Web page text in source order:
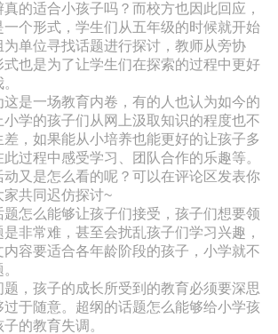
的适合小孩子吗？而校方也因此回应，
个形式，学生们从五年级的时候就开始
为单位寻找话题进行探讨，教师从旁协
式也是为了让学生们在探索的过程中更好
是一场教育内卷，有的人也认为如今的
学的孩子们从网上汲取知识的程度也不
差，如果能从小培养也能更好的让孩子多
过程中感受学习、团队合作的乐趣等。
动又是怎么看的呢？可以在评论区发表你
共同迟仿探讨~
怎么能够让孩子们接受，孩子们想要领
非常难，甚至会扰乱孩子们学习兴趣，
容要适合各年龄阶段的孩子，小学就不
，孩子的成长所受到的教育必须要深思
于随意。超纲的话题怎么能够给小学孩
的教育失调。